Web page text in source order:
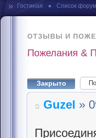
» Гостиная • Список
ОТЗЫВЫ И
Пожелания &
Закрыто
Guzel »